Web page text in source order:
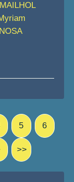
5 6
>>